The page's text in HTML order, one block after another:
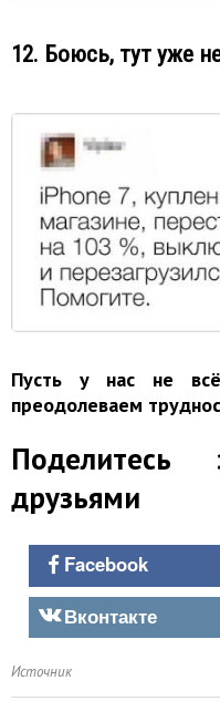
12. Боюсь, тут уже
Пусть у нас не
преодолеваем
друзьями
Facebook
Вконтакте
Источник